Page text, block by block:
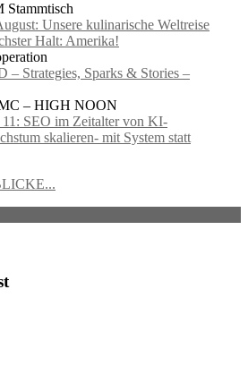
Stammtisch
Unsere kulinarische Weltreise
Halt: Amerika!
Strategies, Sparks & Stories –
– HIGH NOON
SEO im Zeitalter von KI-
skalieren- mit System statt